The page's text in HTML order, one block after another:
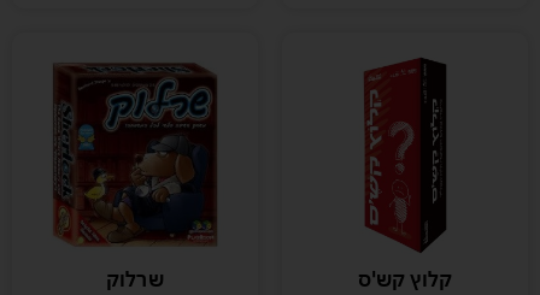
קלוץ קש'ס שרלוק